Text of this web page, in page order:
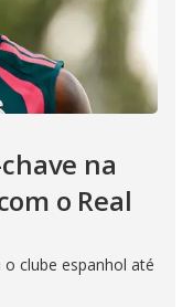
na
o Real
clube espanhol até